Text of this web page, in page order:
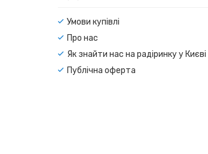
Умови купівлі
Про нас
Як знайти нас на радіринку у Києві
Публічна оферта